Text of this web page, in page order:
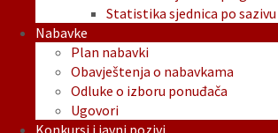
Statistika sjednica po sazivu
Nabavke
Plan nabavki
Obavještenja o nabavkama
Odluke o izboru ponuđača
Ugovori